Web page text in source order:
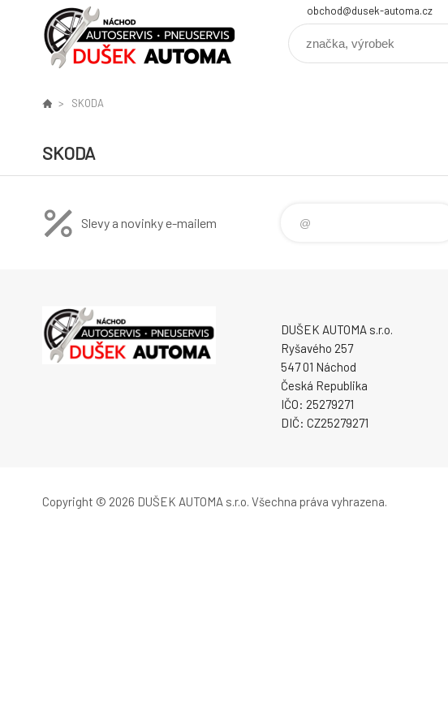
obchod@dusek-automa.cz
SKODA
SKODA
Slevy a novinky e-mailem
DUŠEK AUTOMA s.r.o.
Ryšavého 257
547 01 Náchod
Česká Republika
IČO: 25279271
DIČ: CZ25279271
Copyright © 2026 DUŠEK AUTOMA s.r.o. Všechna práva vyhrazena.